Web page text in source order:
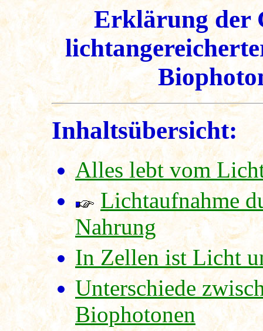
Erklärung der
Inhaltsübersicht:
Alles lebt vom
Lichtaufnahme
Nahrung
In Zellen ist Licht
Unterschiede
Biophotonen